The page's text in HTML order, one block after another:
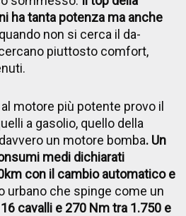
ha tanta potenza ma anche
quando non si cerca il da-
piuttosto comfort,
motore più potente provo il
a gasolio, quello della
un motore bomba. Un
medi dichiarati
con il cambio automatico e
urbano che spinge come un
cavalli e 270 Nm tra 1.750 e